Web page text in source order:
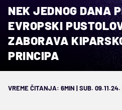
NEK JEDNOG DANA
EVROPSKI
ZABORAVA
PRINCIPA
VREME ČITANJA: 6MIN | SUB. 09.11.24.